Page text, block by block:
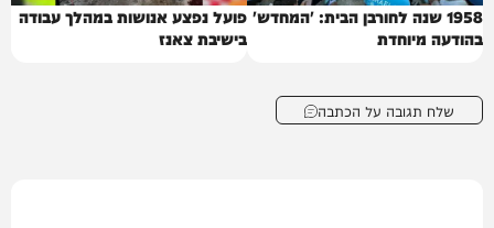
1958 שנה לחורבן הבית: 'המחדש'
בהודעה מיוחדת
פועל נפצע אנושות במהלך עבודה
בישיבת צאנז
שלח תגובה על הכתבה